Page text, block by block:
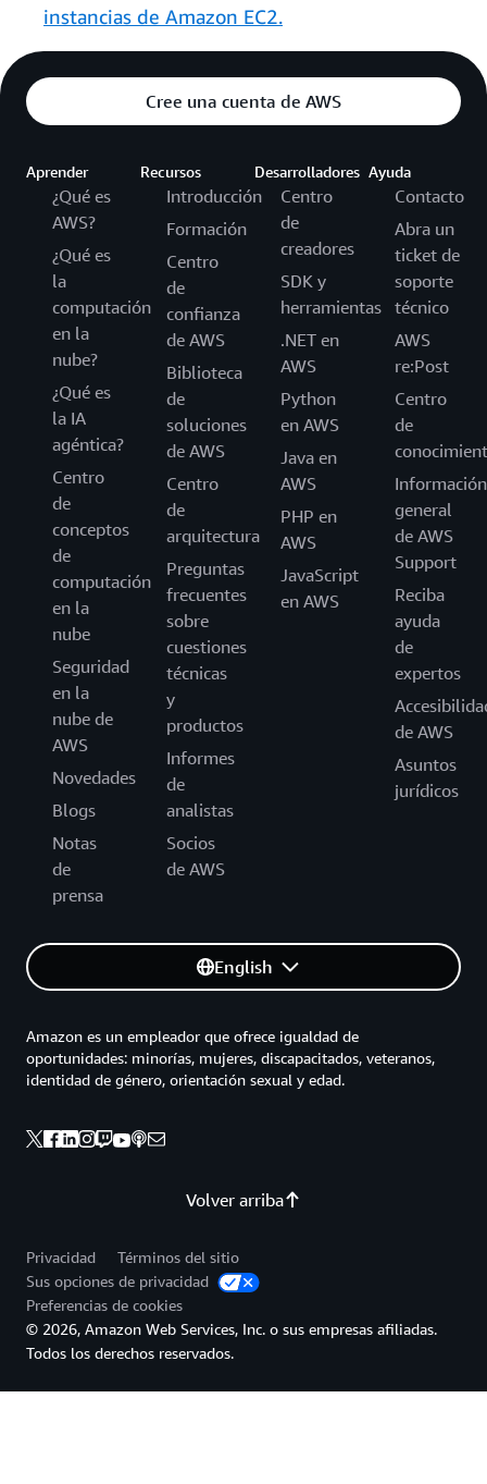
instancias de Amazon EC2.
Cree una cuenta de AWS
Aprender
¿Qué es
AWS?
¿Qué es
la
computación
en la
nube?
¿Qué es
la IA
agéntica?
Centro
de
conceptos
de
computación
en la
nube
Seguridad
en la
nube de
AWS
Novedades
Blogs
Notas
de
prensa
Recursos
Introducción
Formación
Centro
de
confianza
de AWS
Biblioteca
de
soluciones
de AWS
Centro
de
arquitectura
Preguntas
frecuentes
sobre
cuestiones
técnicas
y
productos
Informes
de
analistas
Socios
de AWS
Desarrolladores
Centro
de
creadores
SDK y
herramientas
.NET en
AWS
Python
en AWS
Java en
AWS
PHP en
AWS
JavaScript
en AWS
Ayuda
Contacto
Abra un
ticket de
soporte
técnico
AWS
re:Post
Centro
de
Información
general
de AWS
Support
Reciba
ayuda
de
expertos
de AWS
Asuntos
jurídicos
English
Volver arriba
Amazon es un empleador que ofrece igualdad de
oportunidades: minorías, mujeres, discapacitados, veteranos,
identidad de género, orientación sexual y edad.
Privacidad
Términos del sitio
Sus opciones de privacidad
Preferencias de cookies
© 2026, Amazon Web Services, Inc. o sus empresas afiliadas.
Todos los derechos reservados.